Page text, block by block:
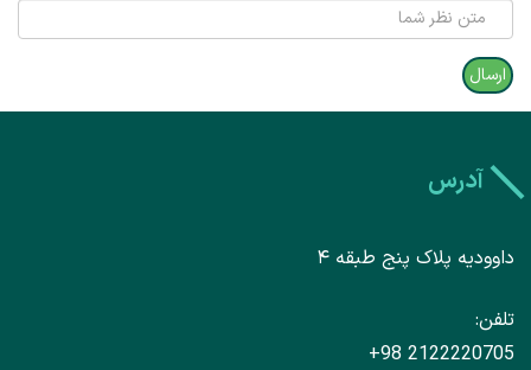
آدرس
داوودیه پلاک پنج طبقه ۴
تلفن
+98 2122220705